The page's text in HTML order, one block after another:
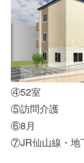
④52室
⑤訪問介護
⑥8月
⑦JR仙山線・地